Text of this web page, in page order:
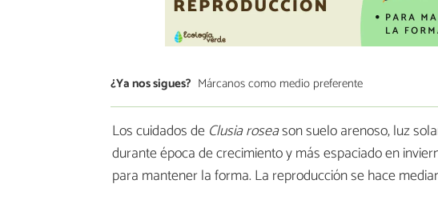
¿Ya nos sigues? Márcanos como medio preferente
Los cuidados de Clusia roseason suelo arenoso, luz
durante época de crecimiento y más espaciado en
para mantener la forma. La reproducción se hace